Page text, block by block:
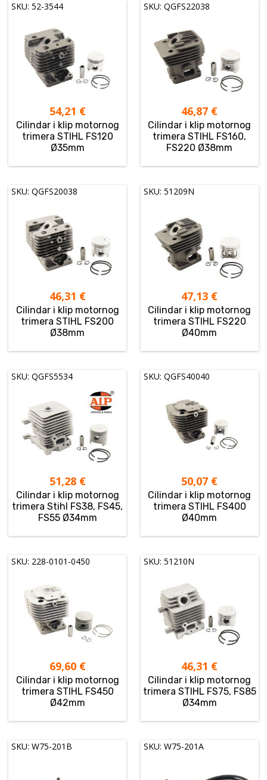
SKU: 52-3544
54,21 €
Cilindar i klip motornog
trimera STIHL FS120
Ø35mm
SKU: QGFS22038
46,87 €
Cilindar i klip motornog
trimera STIHL FS160,
FS220 Ø38mm
SKU: QGFS20038
46,31 €
Cilindar i klip motornog
trimera STIHL FS200
Ø38mm
SKU: 51209N
47,13 €
Cilindar i klip motornog
trimera STIHL FS220
Ø40mm
SKU: QGFS5534
51,28 €
Cilindar i klip motornog
trimera Stihl FS38, FS45,
FS55 Ø34mm
SKU: QGFS40040
50,07 €
Cilindar i klip motornog
trimera STIHL FS400
Ø40mm
SKU: 228-0101-0450
69,60 €
Cilindar i klip motornog
trimera STIHL FS450
Ø42mm
SKU: 51210N
46,31 €
Cilindar i klip motornog
trimera STIHL FS75, FS85
Ø34mm
SKU: W75-201B SKU: W75-201A